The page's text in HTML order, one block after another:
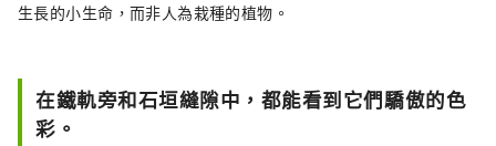
生長的小生命，而非人為栽種的植物。
在鐵軌旁和石垣縫隙中，都能看到它們驕傲的色
彩。